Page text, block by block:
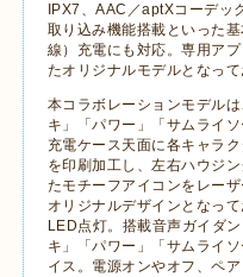
IPX7、AAC／aptXコーデッ
取り込み機能搭載といった
線）充電にも対応。専用ア
たオリジナルモデルとなって
本コラボレーションモデル
キ」「パワー」「サムライ
充電ケース天面に各キャラ
を印刷加工し、左右ハウジ
たモチーフアイコンをレー
オリジナルデザインとなっ
LED点灯。搭載音声ガイダ
キ」「パワー」「サムライ
イス。電源オンやオフ、ペ